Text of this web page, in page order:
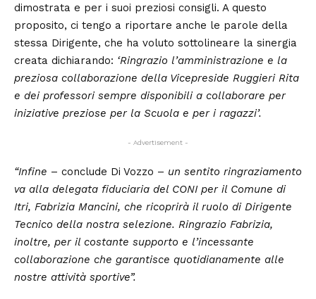
dimostrata e per i suoi preziosi consigli. A questo
proposito, ci tengo a riportare anche le parole della
stessa Dirigente, che ha voluto sottolineare la sinergia
creata dichiarando: ‘Ringrazio l’amministrazione e la
preziosa collaborazione della Vicepreside Ruggieri Rita
e dei professori sempre disponibili a collaborare per
iniziative preziose per la Scuola e per i ragazzi’.
- Advertisement -
“Infine – conclude Di Vozzo – un sentito ringraziamento
va alla delegata fiduciaria del CONI per il Comune di
Itri, Fabrizia Mancini, che ricoprirà il ruolo di Dirigente
Tecnico della nostra selezione. Ringrazio Fabrizia,
inoltre, per il costante supporto e l’incessante
collaborazione che garantisce quotidianamente alle
nostre attività sportive”.